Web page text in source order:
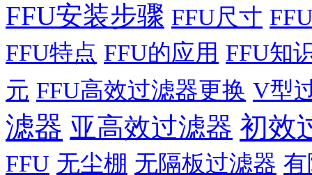
FFU安装步骤 FFU尺寸
FFU特点 FFU的应用 FFU知
元 FFU高效过滤器更换 V型
滤器 亚高效过滤器 初效
FFU 无尘棚 无隔板过滤器